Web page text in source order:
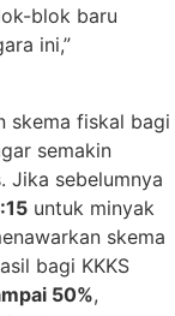
blok baru
ini,”
skema fiskal bagi
semakin
Jika sebelumnya
untuk minyak
skema
bagi KKKS
50%,